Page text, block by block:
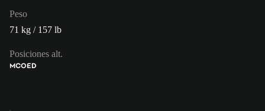
Peso
71 kg / 157 lb
Posiciones alt.
MCOED